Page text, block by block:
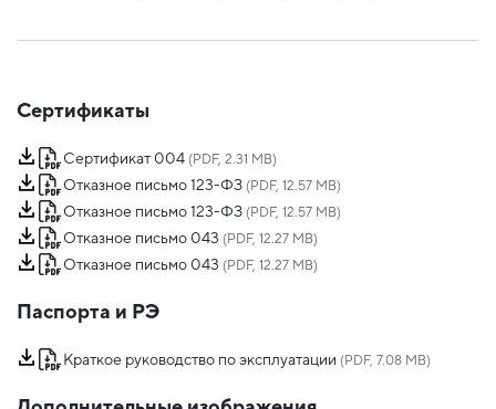
Сертификаты
Сертификат 004 (PDF, 2.31 MB)
Отказное письмо 123-ФЗ (PDF, 12.57 MB)
Отказное письмо 123-ФЗ (PDF, 12.57 MB)
Отказное письмо 043 (PDF, 12.27 MB)
Отказное письмо 043 (PDF, 12.27 MB)
Паспорта и РЭ
Краткое руководство по эксплуатации (PDF, 7.08 MB)